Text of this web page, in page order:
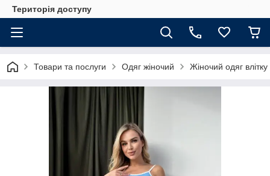
Територія доступу
Товари та послуги Одяг жіночий Жіночий одяг влітку